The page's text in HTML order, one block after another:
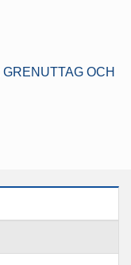
GRENUTTAG OCH